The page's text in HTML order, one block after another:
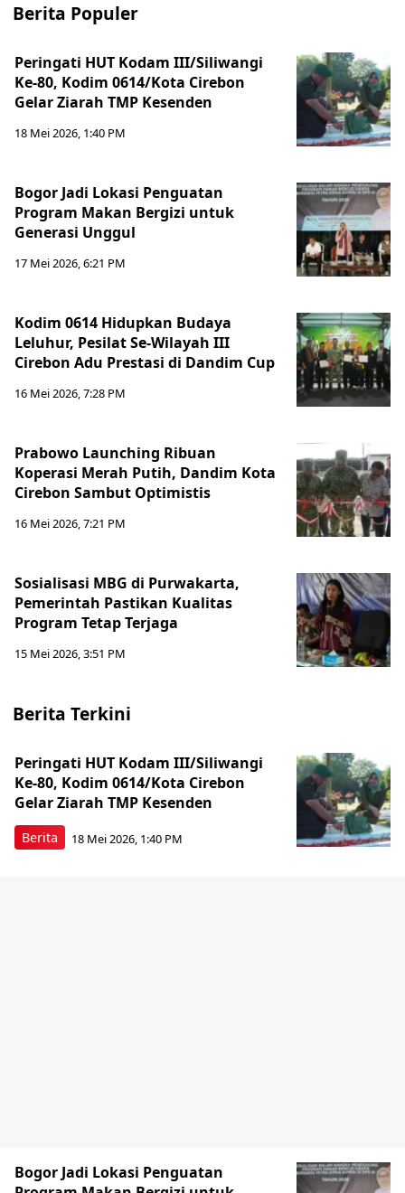
Berita Populer
Peringati HUT Kodam III/Siliwangi
Ke-80, Kodim 0614/Kota Cirebon
Gelar Ziarah TMP Kesenden
18 Mei 2026, 1:40 PM
Bogor Jadi Lokasi Penguatan
Program Makan Bergizi untuk
Generasi Unggul
17 Mei 2026, 6:21 PM
Kodim 0614 Hidupkan Budaya
Leluhur, Pesilat Se-Wilayah III
Cirebon Adu Prestasi di Dandim Cup
16 Mei 2026, 7:28 PM
Prabowo Launching Ribuan
Koperasi Merah Putih, Dandim Kota
Cirebon Sambut Optimistis
16 Mei 2026, 7:21 PM
Sosialisasi MBG di Purwakarta,
Pemerintah Pastikan Kualitas
Program Tetap Terjaga
15 Mei 2026, 3:51 PM
Berita Terkini
Berita
Peringati HUT Kodam III/Siliwangi
Ke-80, Kodim 0614/Kota Cirebon
Gelar Ziarah TMP Kesenden
18 Mei 2026, 1:40 PM
Bogor Jadi Lokasi Penguatan